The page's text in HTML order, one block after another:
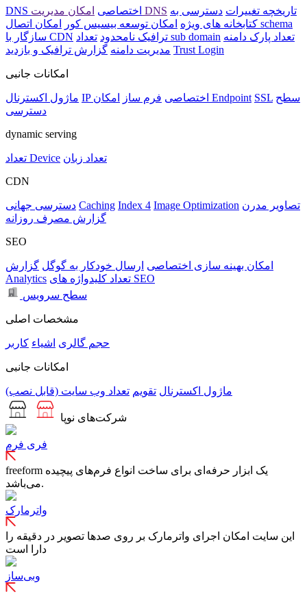
DNS اختصاصی امکان مدیریت DNS تاریخچه تغییرات دسترسی به
کتابخانه های ویژه امکان توسعه بیسیس کور
امکان اتصال schema
سازگار با CDN
ترافیک نامحدود تعداد sub domain تعداد پارک دامنه
مدیریت دامنه گزارش ترافیک و بازدید Trust Login
امکانات جانبی
ماژول اکسترنال IP اختصاصی فرم ساز امکان Endpoint SSL سطح
دسترسی
dynamic serving
تعداد Device تعداد زبان
CDN
دسترسی جهانی Caching Index 4 Image Optimization تصاویر مدرن
گزارش مصرف روزانه
SEO
امکان بهینه سازی اختصاصی ارسال خودکار به گوگل گزارش
Analytics
تعداد کلیدواژه های SEO
سطح سرویس
مشخصات اصلی
حجم گالری اشیاء کاربر
امکانات جانبی
ماژول اکسترنال تقویم تعداد وب سایت (قابل نصب)
شرکت‌های نوپا
فری فرم
freeform یک ابزار حرفه‌ای برای ساخت انواع فرم‌های پیچیده
می‌باشد.
واترمارک
این سایت امکان اجرای واترمارک بر روی صدها تصویر در دقیقه را
دارا است
وبی‌ساز